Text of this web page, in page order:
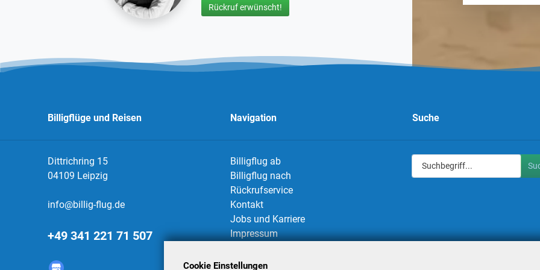
Rückruf erwünscht!
Billigflüge und Reisen
Dittrichring 15
04109 Leipzig
info@billig-flug.de
+49 341 221 71 507
Navigation
Billigflug ab
Billigflug nach
Rückrufservice
Kontakt
Jobs und Karriere
Impressum
AGBs
Suche
Cookie Einstellungen